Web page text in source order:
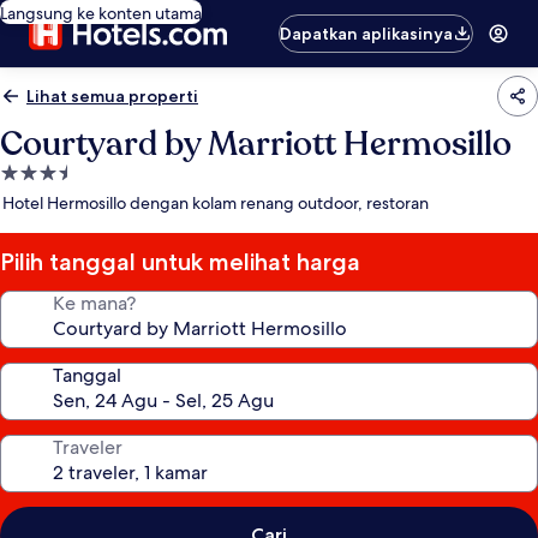
Langsung ke konten utama
Dapatkan aplikasinya
Lihat semua properti
Courtyard by Marriott Hermosillo
Properti
bintang
Hotel Hermosillo dengan kolam renang outdoor, restoran
Pilih tanggal untuk melihat harga
Ke mana?
Tanggal
Traveler